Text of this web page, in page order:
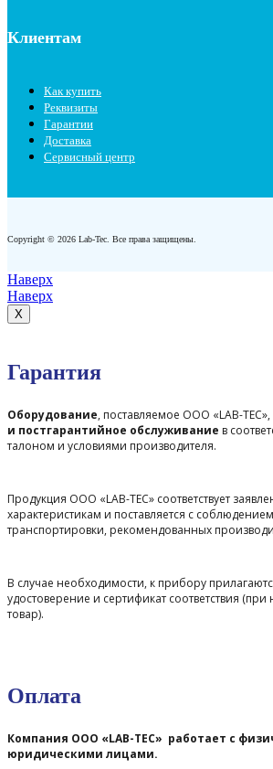
Клиентам
Как купить
Реквизиты
Гарантии
Доставка
Сервисный центр
Copyright © 2026 Lab-Tec. Все права защищены.
Наверх
Наверх
X
Гарантия
Оборудование, поставляемое ООО «LAB-TEC»,
и постгарантийное обслуживание в
талоном и условиями производителя.
Продукция ООО «LAB-TEC» соответствует
характеристикам и поставляется с
транспортировки, рекомендованных
В случае необходимости, к прибору
удостоверение и сертификат соответствия
товар).
Оплата
Компания ООО «LAB-TEC» работает с
юридическими лицами.